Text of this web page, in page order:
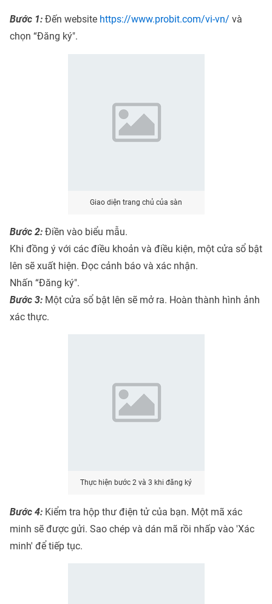
Bước 1: Đến website https://www.probit.com/vi-vn/ và
chọn “Đăng ký".
Giao diện trang chủ của sàn
Bước 2: Điền vào biểu mẫu.
Khi đồng ý với các điều khoản và điều kiện, một cửa sổ bật
lên sẽ xuất hiện. Đọc cảnh báo và xác nhận.
Nhấn “Đăng ký".
Bước 3: Một cửa sổ bật lên sẽ mở ra. Hoàn thành hình ảnh
xác thực.
Thực hiện bước 2 và 3 khi đăng ký
Bước 4: Kiểm tra hộp thư điện tử của bạn. Một mã xác
minh sẽ được gửi. Sao chép và dán mã rồi nhấp vào 'Xác
minh' để tiếp tục.